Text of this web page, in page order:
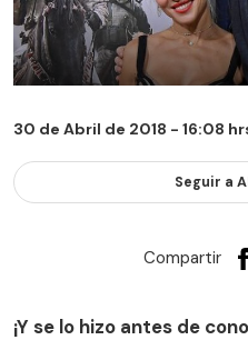
30 de Abril de 2018 - 16:08
Seguir a
Compartir
¡Y se lo hizo antes de